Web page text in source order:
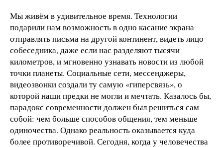
Мы живём в удивительное время. Технологии
подарили нам возможность в одно касание экрана
отправлять письма на другой континент, видеть лицо
собеседника, даже если нас разделяют тысячи
километров, и мгновенно узнавать новости из любой
точки планеты. Социальные сети, мессенджеры,
видеозвонки создали ту самую «гиперсвязь», о
которой наши предки не могли и мечтать. Казалось бы,
парадокс современности должен был решиться сам
собой: чем больше способов общения, тем меньше
одиночества. Однако реальность оказывается куда
более противоречивой. Сегодня, когда у человечества